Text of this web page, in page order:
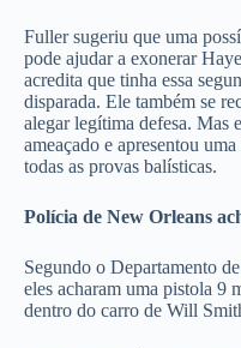
Fuller sugeriu que uma
pode ajudar a exonerar
acredita que tinha essa
disparada. Ele também se
alegar legítima defesa. Mas
ameaçado e apresentou
todas as provas balísticas.
Polícia de New Orleans
Segundo o Departamento
eles acharam uma pistola 9
dentro do carro de Will